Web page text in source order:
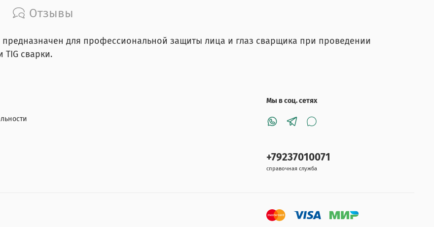
Отзывы
предназначен для профессиональной защиты лица и глаз сварщика при проведении
сварки.
Мы в соц. сетях
+79237010071
справочная служба